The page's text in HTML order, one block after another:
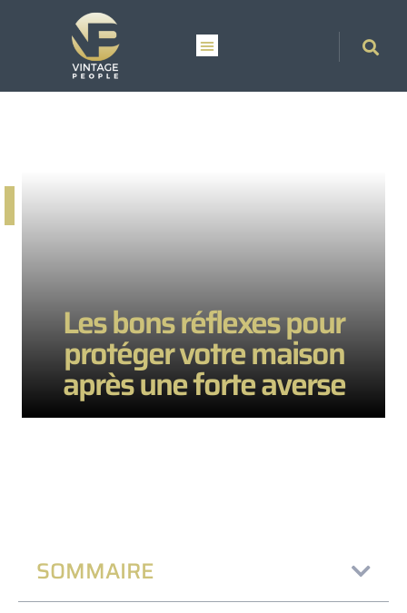
Les bons réflexes pour
protéger votre maison
après une forte averse
SOMMAIRE